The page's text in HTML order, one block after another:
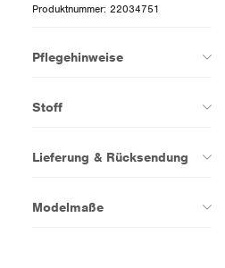
Produktnummer: 22034751
Pflegehinweise
Stoff
Lieferung & Rücksendung
Modelmaße